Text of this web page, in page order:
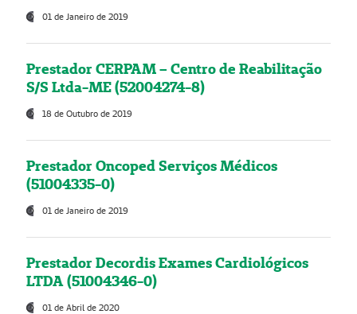
01 de Janeiro de 2019
Prestador CERPAM – Centro de Reabilitação
S/S Ltda-ME (52004274-8)
18 de Outubro de 2019
Prestador Oncoped Serviços Médicos
(51004335-0)
01 de Janeiro de 2019
Prestador Decordis Exames Cardiológicos
LTDA (51004346-0)
01 de Abril de 2020